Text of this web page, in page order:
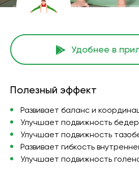
Удобнее в
Полезный эффект
Развивает баланс и
Улучшает подвижность бедер
Улучшает подвижность
Развивает гибкость
Улучшает подвижность